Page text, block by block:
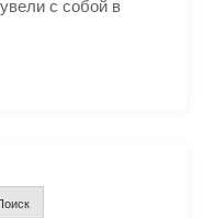
с собой в